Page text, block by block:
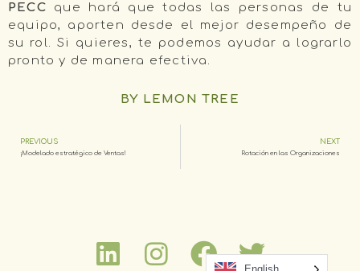
PECC que hará que todas las personas de tu
equipo, aporten desde el mejor desempeño de
su rol. Si quieres, te podemos ayudar a lograrlo
pronto y de manera efectiva.
BY LEMON TREE
PREVIOUS
¡Modelado estratégico de Ventas!
NEXT
Rotación en las Organizaciones